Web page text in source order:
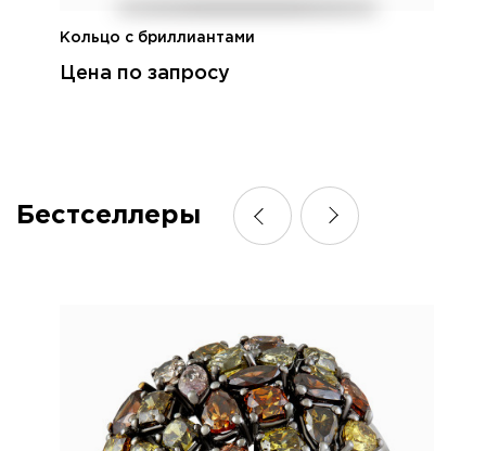
Кольцо с бриллиантами
Цена по запросу
Бестселлеры